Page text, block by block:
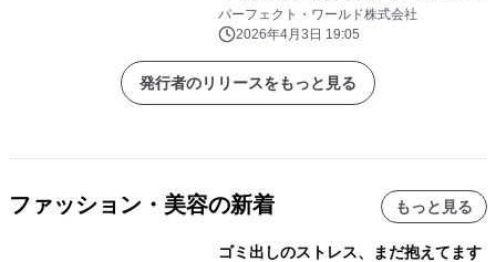
行にぜひ！
パーフェクト・ワールド株式会社
2026年4月3日 19:05
発行者のリリースをもっと見る
ファッション・美容の新着 もっと見る
ゴミ出しのストレス、まだ抱えてます